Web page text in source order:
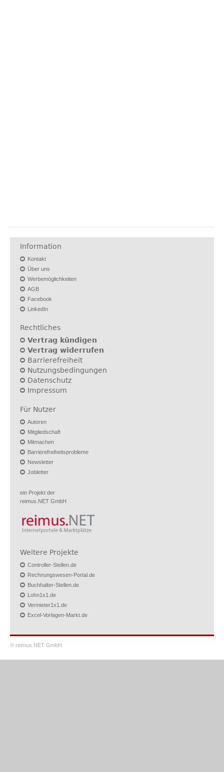
Information
Kontakt
Über uns
Werbemöglichkeiten
AGB
Facebook
LinkedIn
Rechtliches
Vertrag kündigen
Vertrag widerrufen
Barrierefreiheit
Nutzungsbedingungen
Datenschutz
Impressum
Für Nutzer
Autoren
Mitgliedschaft
Mitmachen
Barrierefreiheitsprobleme
Newsletter
Jobletter
ein Projekt der
reimus.NET GmbH
Weitere Projekte
Controller-Stellen.de
Rechnungswesen-Portal.de
Buchhalter-Stellen.de
Lohn1x1.de
Vermieter1x1.de
Excel-Vorlagen-Markt.de
© reimus.NET GmbH